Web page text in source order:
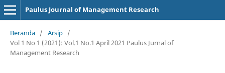
Paulus Journal of Management Research
Beranda / Arsip /
Vol 1 No 1 (2021): Vol.1 No.1 April 2021 Paulus Jurnal of
Management Research